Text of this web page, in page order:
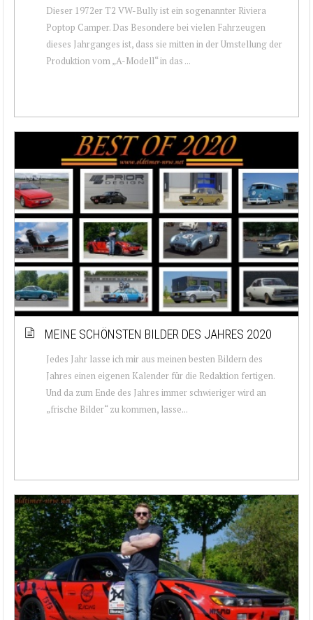
Dieser 1972er T2 VW-Bully ist ein sogenannter Riviera
Poptop Camper. Das Besondere bei vielen Fahrzeugen
dieses Jahrganges ist, dass sie mitten in der Umstellung der
Produktion vom „A-Modell“ in das ...
MEINE SCHÖNSTEN BILDER DES JAHRES 2020
Jedes Jahr lasse ich mir aus meinen besten Bildern des
Jahres einen eigenen Kalender für die Redaktion fertigen.
Und da zum Ende des Jahres immer schwieriger wird an
„frische Bilder“ zu kommen, lasse...